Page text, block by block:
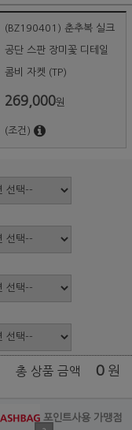
(BZ190401) 춘추복 실크
공단 스판 장미꽃 디테일
콤비 자켓 (TP)
269,000원
(조건)
총 상품 금액 0 원
포인트사용 가맹점